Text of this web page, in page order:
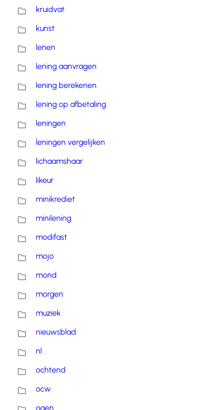
kruidvat
kunst
lenen
lening aanvragen
lening berekenen
lening op afbetaling
leningen
leningen vergelijken
lichaamshaar
likeur
minikrediet
minilening
modifast
mojo
mond
morgen
muziek
nieuwsblad
nl
ochtend
ocw
ogen